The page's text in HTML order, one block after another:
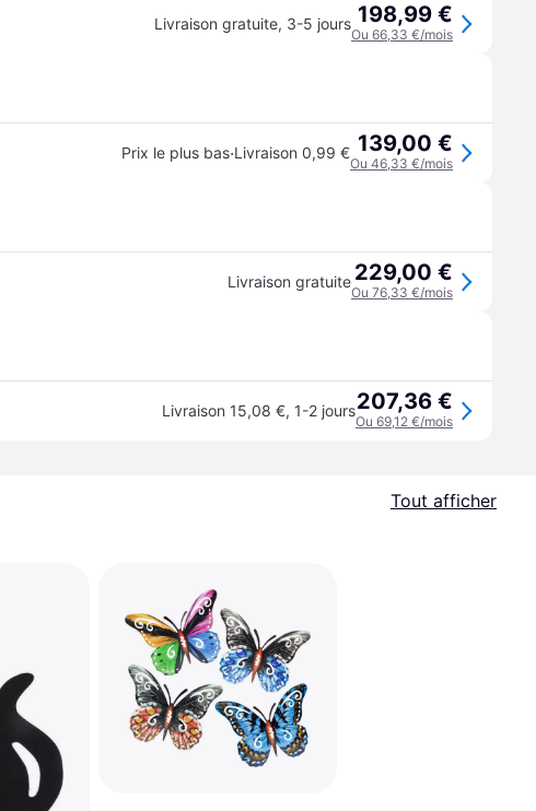
Livraison gratuite, 3-5 jours 198,99 €
Ou 66,33 €/mois
Prix le plus bas·Livraison 0,99 € 139,00 €
Ou 46,33 €/mois
Livraison gratuite 229,00 €
Ou 76,33 €/mois
Livraison 15,08 €, 1-2 jours207,36 €
Ou 69,12 €/mois
Tout afficher